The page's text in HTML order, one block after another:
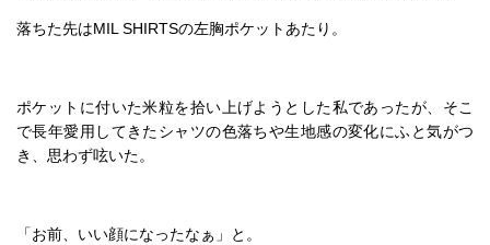
落ちた先はMIL SHIRTSの左胸ポケットあたり。
ポケットに付いた米粒を拾い上げようとした私であったが、そこ
で長年愛用してきたシャツの色落ちや生地感の変化にふと気がつ
き、思わず呟いた。
「お前、いい顔になったなぁ」と。